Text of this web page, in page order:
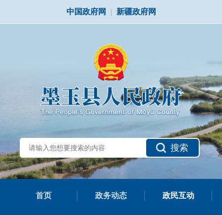
中国政府网 | 新疆政府网
搜索
首页 政务动态 政民互动